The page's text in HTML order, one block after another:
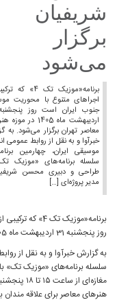
شریفیان
برگزار
می‌شود
برنامه«موزیک تک 4»
اجراهای متنوع با محوریت
اردیبهشت ماه 1405 در
معاصر تهران برگزار می‌شود. به
خبرآوا و به نقل از روابط عمومی
موسیقی ایران، چهارمین
سلسله برنامه‌های «موزیک
طراحی و دبیری محسن
مدیر پروژه‌ای […]
برنامه«موزیک
روز پنجشنبه 31 اردیبهشت ماه 1405 در موزه هنرهای معاصر تهران برگزار می‌شود.
به گزارش خبرآوا و به نقل از
سلسله برنامه‌های «موزیک تک»
هنرهای معاصر برای علاقه مندان